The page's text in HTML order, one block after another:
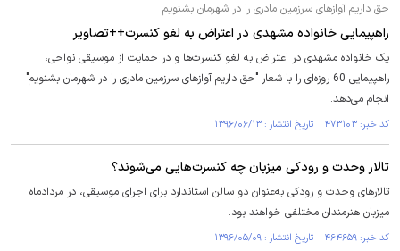
حق داریم آوازهای سرزمین مادری را در شهرمان بشنویم
راهپیمایی خانواده مشهدی در اعتراض به لغو کنسرت‌++تصاویر
یک خانواده مشهدی در اعتراض به لغو کنسرت‌ها و در حمایت از موسیقی نواحی،
راهپیمایی 60 روزه‌ای را با شعار "حق داریم آوازهای سرزمین مادری را در شهرمان بشنویم"
انجام می‌دهد.
کد خبر: ۴۷۳۱۰۳ تاریخ انتشار : ۱۳۹۶/۰۶/۱۳
تالار وحدت و رودکی میزبان چه کنسرت‌هایی می‌شوند؟
تالارهای وحدت و رودکی به‌عنوان دو سالن استاندارد برای اجرای موسیقی، در مردادماه
میزبان هنرمندان مختلفی خواهند بود.
کد خبر: ۴۶۴۶۵۹ تاریخ انتشار : ۱۳۹۶/۰۵/۰۹